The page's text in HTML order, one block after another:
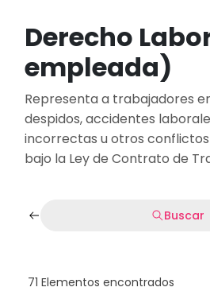
Derecho
empleada)
Representa a trabajadores
despidos, accidentes
incorrectas u otros
bajo la Ley de Contrato de
Buscar
71 Elementos encontrados